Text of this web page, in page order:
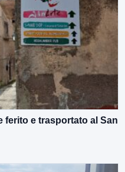
ferito e trasportato al San